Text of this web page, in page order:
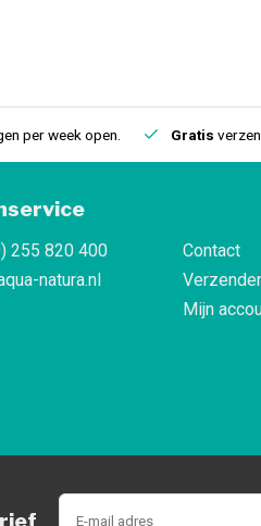
per week open. Gratis
255 820 400
natura.nl
Contact
Mijn